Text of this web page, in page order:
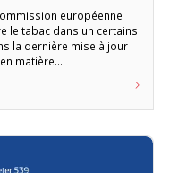
européenne
le tabac dans un certains
la dernière mise à jour
matière
à « mieux